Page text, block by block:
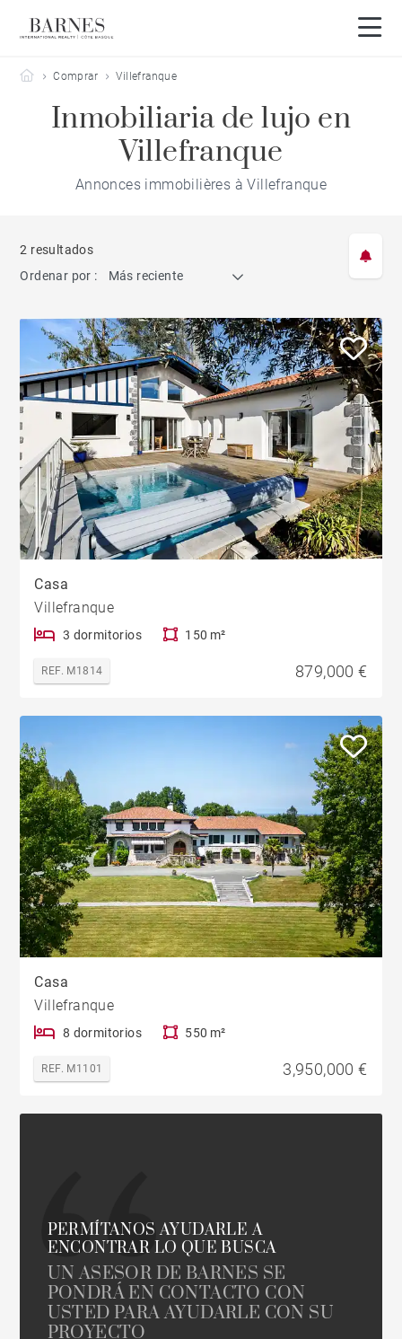
Barnes Côte Basque
Comprar Villefranque
Inmobiliaria de lujo en
Villefranque
Annonces immobilières à Villefranque
2 resultados
Ordenar por :
Más reciente
Casa
Villefranque
3 dormitorios 150 m²
REF. M1814 879,000 €
Casa
Villefranque
8 dormitorios 550 m²
REF. M1101 3,950,000 €
PERMÍTANOS AYUDARLE A
ENCONTRAR LO QUE BUSCA
UN ASESOR DE BARNES SE
PONDRÁ EN CONTACTO CON
USTED PARA AYUDARLE CON SU
PROYECTO